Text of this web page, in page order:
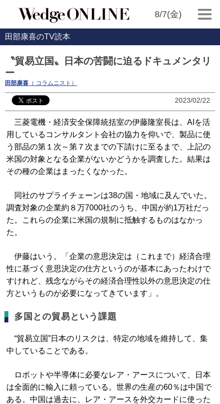
8/7(金)
田部康喜のTV読本
〝貿易立国〟日本の苦闘に迫るドキュメンタリ
ー
田部康喜 （ コラムニスト）
2023/02/22
三菱電機・経済安全保障統括室の伊藤隆室長は、AIを活
用しているコンサルタント会社の協力を仰いで、製品に使
う部品の第１次～第７次までの下請けに至るまで、上記の
米国の対象となる企業がないかどうかを調査した。結果は
その種の企業はまったくなかった。
同社のサプライチェーンは38の国・地域に及んでいた。
調査対象の企業約８万7000社のうち、中国が約1万社だっ
た。これらの企業に米国の規制に抵触するものはなかっ
た。
伊藤はいう。「企業の意思決定は（これまで）経済合理
性に基づく意思決定の仕方というのが基本にあったわけで
すけれど、残念ながらその経済合理性以外の意思決定の仕
方というものが必要になってきています」。
多国との貿易という課題
“貿易立国”日本のリスクは、特定の地域を維持して、集
中していることである。
ロボットや半導体に必要なレア・アースについて、日本
は全面的に輸入に頼っている。世界の生産の60％は中国で
ある。中国は過去に、レア・アースを外交カードに使った